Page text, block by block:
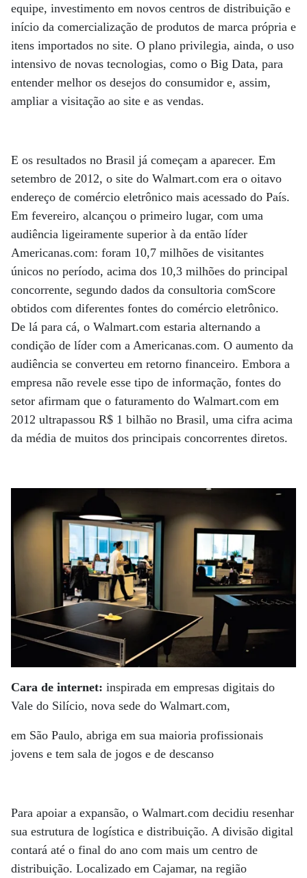
equipe, investimento em novos centros de distribuição e
início da comercialização de produtos de marca própria e
itens importados no site. O plano privilegia, ainda, o uso
intensivo de novas tecnologias, como o Big Data, para
entender melhor os desejos do consumidor e, assim,
ampliar a visitação ao site e as vendas.
E os resultados no Brasil já começam a aparecer. Em
setembro de 2012, o site do Walmart.com era o oitavo
endereço de comércio eletrônico mais acessado do País.
Em fevereiro, alcançou o primeiro lugar, com uma
audiência ligeiramente superior à da então líder
Americanas.com: foram 10,7 milhões de visitantes
únicos no período, acima dos 10,3 milhões do principal
concorrente, segundo dados da consultoria comScore
obtidos com diferentes fontes do comércio eletrônico.
De lá para cá, o Walmart.com estaria alternando a
condição de líder com a Americanas.com. O aumento da
audiência se converteu em retorno financeiro. Embora a
empresa não revele esse tipo de informação, fontes do
setor afirmam que o faturamento do Walmart.com em
2012 ultrapassou R$ 1 bilhão no Brasil, uma cifra acima
da média de muitos dos principais concorrentes diretos.
Cara de internet: inspirada em empresas digitais do
Vale do Silício, nova sede do Walmart.com,
em São Paulo, abriga em sua maioria profissionais
jovens e tem sala de jogos e de descanso
Para apoiar a expansão, o Walmart.com decidiu resenhar
sua estrutura de logística e distribuição. A divisão digital
contará até o final do ano com mais um centro de
distribuição. Localizado em Cajamar, na região